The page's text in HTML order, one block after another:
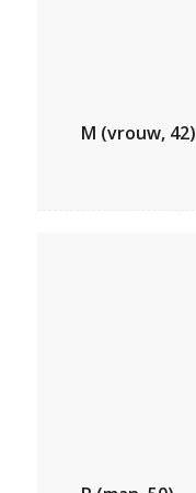
M (vrouw, 42)